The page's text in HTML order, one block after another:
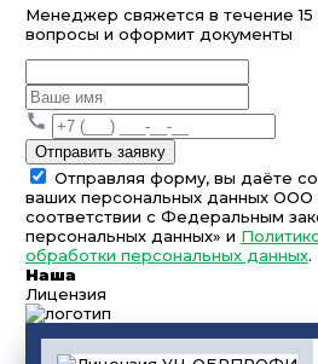
Менеджер свяжется в течение 15
вопросы и оформит документы
Отправить заявку
Отправляя форму, вы даёте
ваших персональных данных
соответствии с Федеральным
персональных данных» и
обработки персональных данных.
Наша
Лицензия